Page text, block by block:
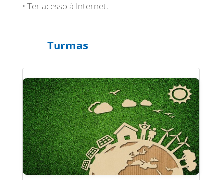
• Ter acesso à Internet.
Turmas